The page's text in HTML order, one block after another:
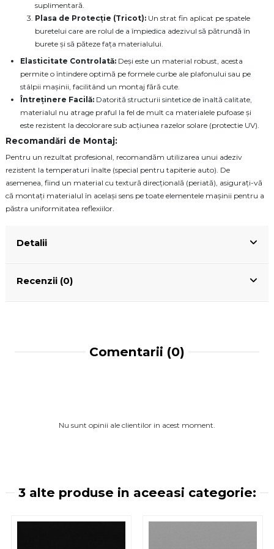
suplimentară.
Plasa de Protecție (Tricot): Un strat fin aplicat pe spatele
buretelui care are rolul de a împiedica adezivul să pătrundă în
burete și să păteze fața materialului.
Elasticitate Controlată: Deși este un material robust, acesta
permite o întindere optimă pe formele curbe ale plafonului sau pe
stâlpii mașinii, facilitând un montaj fără cute.
Întreținere Facilă: Datorită structurii sintetice de înaltă calitate,
materialul nu atrage praful la fel de mult ca materialele pufoase și
este rezistent la decolorare sub acțiunea razelor solare (protectie UV).
Recomandări de Montaj:
Pentru un rezultat profesional, recomandăm utilizarea unui adeziv
rezistent la temperaturi înalte (special pentru tapiterie auto). De
asemenea, fiind un material cu textură direcțională (periată), asigurați-vă
că montați materialul în același sens pe toate elementele mașinii pentru a
păstra uniformitatea reflexiilor.
Detalii
Recenzii (0)
Comentarii (0)
Nu sunt opinii ale clientilor in acest moment.
3 alte produse in aceeasi categorie: